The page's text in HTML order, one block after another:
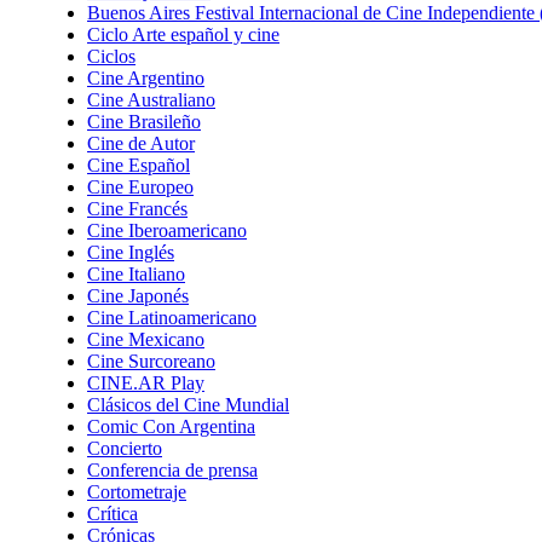
Buenos Aires Festival Internacional de Cine
Ciclo Arte español y cine
Ciclos
Cine Argentino
Cine Australiano
Cine Brasileño
Cine de Autor
Cine Español
Cine Europeo
Cine Francés
Cine Iberoamericano
Cine Inglés
Cine Italiano
Cine Japonés
Cine Latinoamericano
Cine Mexicano
Cine Surcoreano
CINE.AR Play
Clásicos del Cine Mundial
Comic Con Argentina
Concierto
Conferencia de prensa
Cortometraje
Crítica
Crónicas